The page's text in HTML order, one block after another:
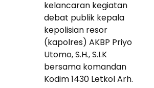
kelancaran kegiatan
debat publik kepala
kepolisian resor
(kapolres) AKBP Priyo
Utomo, S.H., S.I.K
bersama komandan
Kodim 1430 Letkol Arh.